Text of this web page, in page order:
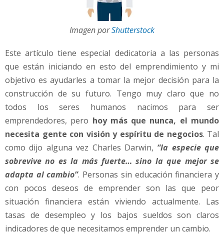
Imagen porShutterstock
Este artículo tiene especial dedicatoria a las personas
que están iniciando en esto del emprendimiento y mi
objetivo es ayudarles a tomar la mejor decisión para la
construcción de su futuro. Tengo muy claro que no
todos los seres humanos nacimos para ser
emprendedores, pero hoy más que nunca, el mundo
necesita gente con visión y espíritu de negocios. Tal
como dijo alguna vez Charles Darwin, “la especie que
sobrevive no es la más fuerte… sino la que mejor se
adapta al cambio”. Personas sin educación financiera y
con pocos deseos de emprender son las que peor
situación financiera están viviendo actualmente. Las
tasas de desempleo y los bajos sueldos son claros
indicadores de que necesitamos emprender un cambio.